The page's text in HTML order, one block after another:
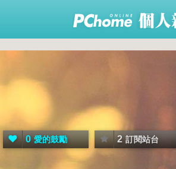
0 愛的鼓勵 2 訂閱站台